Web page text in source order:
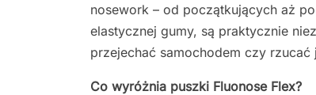
nosework – od początkujących aż
elastycznej gumy, są praktycznie
przejechać samochodem czy
Co wyróżnia puszki Fluonose Flex?